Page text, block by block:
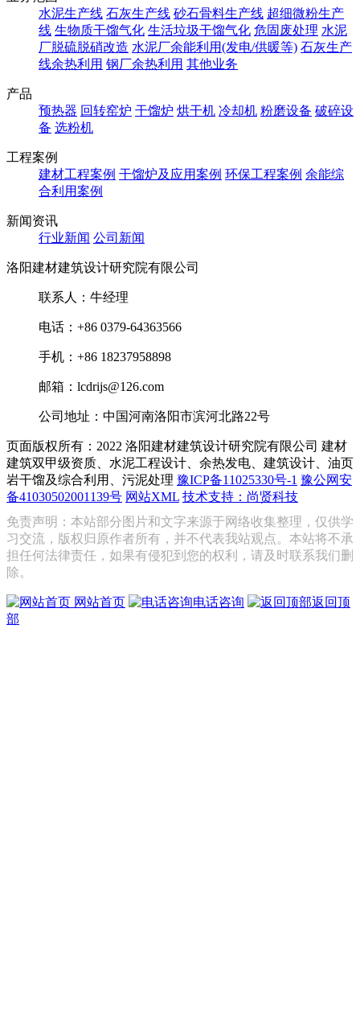
水泥生产线 石灰生产线 砂石骨料生产线 超细微粉生产
线 生物质干馏气化 生活垃圾干馏气化 危固废处理 水泥
厂脱硫脱硝改造 水泥厂余能利用(发电/供暖等) 石灰生产
线余热利用 钢厂余热利用 其他业务
产品
预热器 回转窑炉 干馏炉 烘干机 冷却机 粉磨设备 破碎设
备 选粉机
工程案例
建材工程案例 干馏炉及应用案例 环保工程案例 余能综
合利用案例
新闻资讯
行业新闻 公司新闻
洛阳建材建筑设计研究院有限公司
联系人：牛经理
电话：+86 0379-64363566
手机：+86 18237958898
邮箱：lcdrijs@126.com
公司地址：中国河南洛阳市滨河北路22号
页面版权所有：2022 洛阳建材建筑设计研究院有限公司 建材
建筑双甲级资质、水泥工程设计、余热发电、建筑设计、油页
岩干馏及综合利用、污泥处理 豫ICP备11025330号-1 豫公网安
备41030502001139号 网站XML 技术支持：尚贤科技
免责声明：本站部分图片和文字来源于网络收集整理，仅供学
习交流，版权归原作者所有，并不代表我站观点。本站将不承
担任何法律责任，如果有侵犯到您的权利，请及时联系我们删
除。
网站首页 电话咨询
返回顶
部